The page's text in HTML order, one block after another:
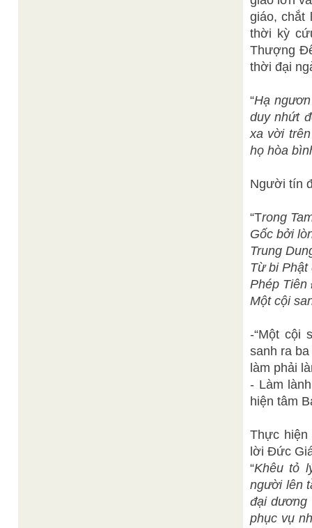
giáo, chắt
thời kỳ
Thượng
thời đại
“Hạ
duy nhứt
xa vời
họ hòa
Người tín
“Trong
Gốc bởi
Trung
Từ bi Phật
Phép Tiên
Một cội
-“Một cội
sanh ra ba
làm phải
- Làm
hiện tâm
Thực
lời Đức
“Khêu tỏ
người lên
đại dương
phục vụ